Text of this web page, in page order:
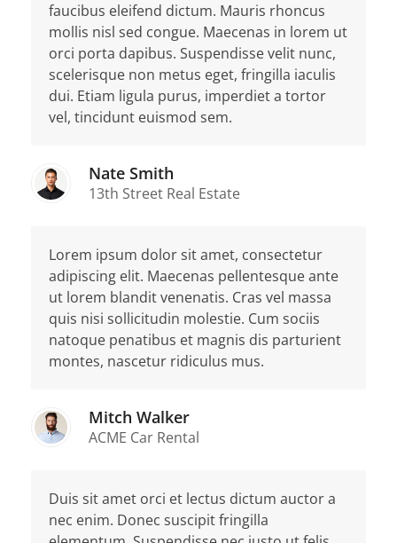
faucibus eleifend dictum. Mauris rhoncus
mollis nisl sed congue. Maecenas in lorem ut
orci porta dapibus. Suspendisse velit nunc,
scelerisque non metus eget, fringilla iaculis
dui. Etiam ligula purus, imperdiet a tortor
vel, tincidunt euismod sem.
Nate Smith
13th Street Real Estate
Lorem ipsum dolor sit amet, consectetur
adipiscing elit. Maecenas pellentesque ante
ut lorem blandit venenatis. Cras vel massa
quis nisi sollicitudin molestie. Cum sociis
natoque penatibus et magnis dis parturient
montes, nascetur ridiculus mus.
Mitch Walker
ACME Car Rental
Duis sit amet orci et lectus dictum auctor a
nec enim. Donec suscipit fringilla